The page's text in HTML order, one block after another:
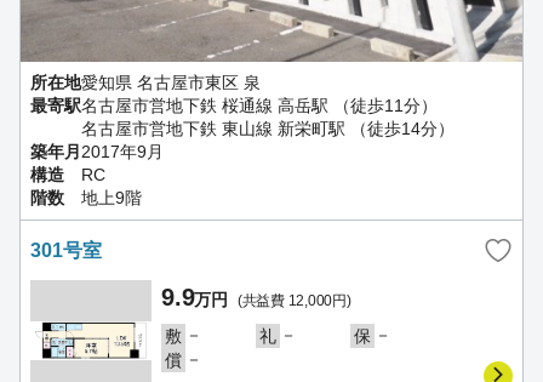
所在地愛知県 名古屋市東区 泉
最寄駅名古屋市営地下鉄 桜通線 高岳駅 （徒歩11分）
名古屋市営地下鉄 東山線 新栄町駅 （徒歩14分）
築年月 2017年9月
構造
RC
階数
地上9階
301号室
9.9万円 (共益費 12,000円)
敷 － 礼 － 保 －
償 －